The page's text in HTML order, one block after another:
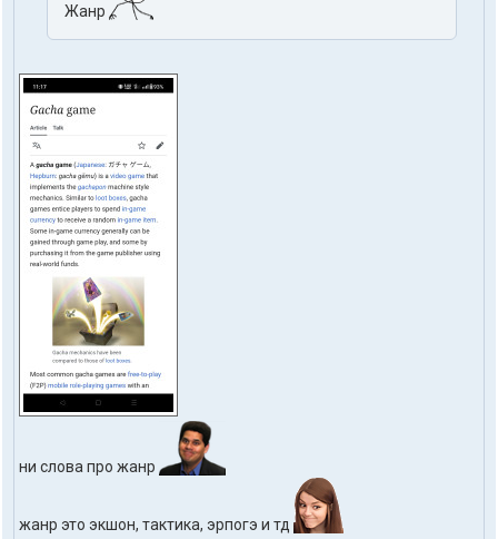
Жанр
ни слова про жанр
жанр это экшон, тактика, эрпогэ и тд